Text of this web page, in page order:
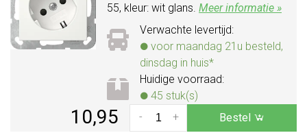
55, kleur: wit glans. Meer informatie »
Verwachte levertijd:
voor maandag 21u besteld,
dinsdag in huis*
Huidige voorraad:
45 stuk(s)
10,95 +
- Bestel